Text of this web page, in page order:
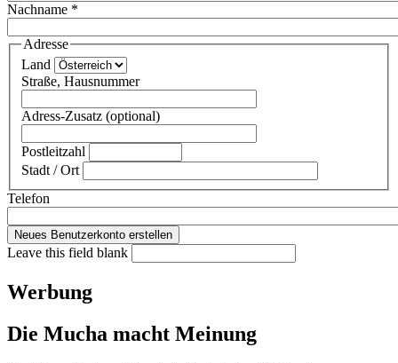
Nachname *
Adresse
Land
Straße, Hausnummer
Adress-Zusatz (optional)
Postleitzahl
Stadt / Ort
Telefon
Leave this field blank
Werbung
Die Mucha macht Meinung